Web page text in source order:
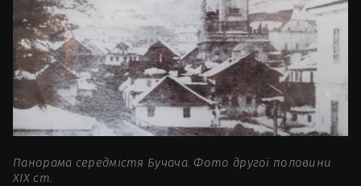
Панорама середмістя Бучача. Фото другої половини
ХІХ ст.